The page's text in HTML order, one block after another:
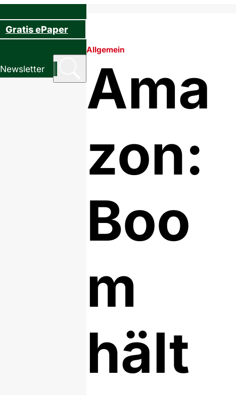
Gratis ePaper
Newsletter
Allgemein
Ama
zon:
Boo
m
hält